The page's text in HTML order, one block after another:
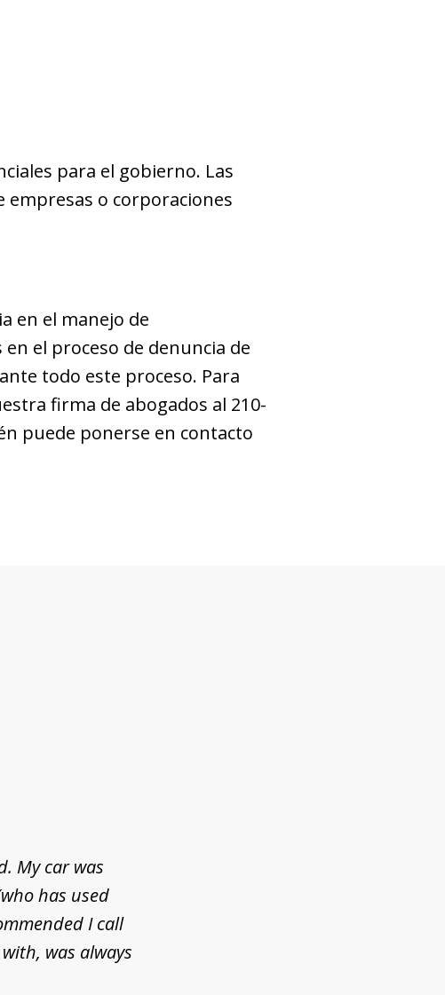
para el gobierno. Las
empresas o corporaciones
en el manejo de
el proceso de denuncia de
todo este proceso. Para
firma de abogados al 210-
puede ponerse en contacto
My car was
has used
I call
was always